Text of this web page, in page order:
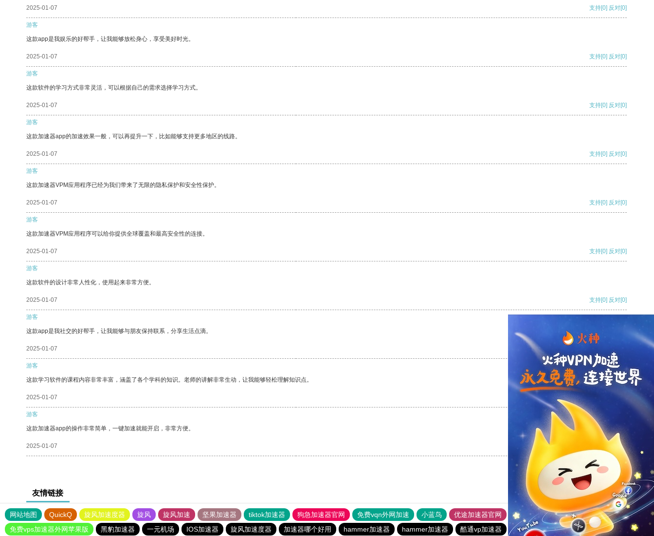
2025-01-07 支持[0] 反对[0]
游客
这款app是我娱乐的好帮手，让我能够放松身心，享受美好时光。
2025-01-07 支持[0] 反对[0]
游客
这款软件的学习方式非常灵活，可以根据自己的需求选择学习方式。
2025-01-07 支持[0] 反对[0]
游客
这款加速器app的加速效果一般，可以再提升一下，比如能够支持更多地区的线路。
2025-01-07 支持[0] 反对[0]
游客
这款加速器VPM应用程序已经为我们带来了无限的隐私保护和安全性保护。
2025-01-07 支持[0] 反对[0]
游客
这款加速器VPM应用程序可以给你提供全球覆盖和最高安全性的连接。
2025-01-07 支持[0] 反对[0]
游客
这款软件的设计非常人性化，使用起来非常方便。
2025-01-07 支持[0] 反对[0]
游客
这款app是我社交的好帮手，让我能够与朋友保持联系，分享生活点滴。
2025-01-07
游客
这款学习软件的课程内容非常丰富，涵盖了各个学科的知识。老师的讲解非常生动，让我能够轻松理解知识点。
2025-01-07 反对
游客
这款加速器app的操作非常简单，一键加速就能开启，非常方便。
2025-01-07 反对[0]
友情链接
网站地图 QuickQ 旋风加速度器 旋风 旋风加速 坚果加速器 tiktok加速器 狗急加速器官网 免费vqn外网加速 小蓝鸟 优途加速器官网 风驰加速器 旋风加速器
八戒看书
免费vps加速器外网苹果版
黑豹加速器 一元机场 IOS加速器 旋风加速度器 加速器哪个好用 hammer加速器 hammer加速器 酷通vp加速器 极光加速器 火箭加速器 雷霆加器速